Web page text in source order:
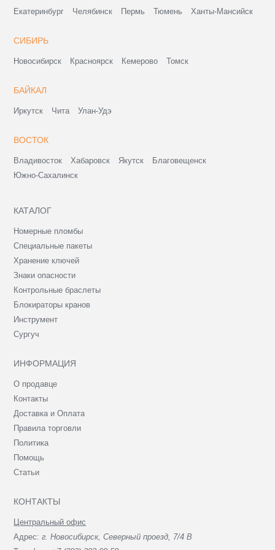
Екатеринбург Челябинск Пермь Тюмень Ханты-Мансийск
СИБИРЬ
Новосибирск Красноярск Кемерово Томск
БАЙКАЛ
Иркутск Чита Улан-Удэ
ВОСТОК
Владивосток Хабаровск Якутск
Благовещенск
Южно-Сахалинск
КАТАЛОГ
Номерные пломбы
Специальные пакеты
Хранение ключей
Знаки опасности
Контрольные браслеты
Блокираторы кранов
Инструмент
Сургуч
ИНФОРМАЦИЯ
О продавце
Контакты
Доставка и Оплата
Правила торговли
Политика
Помощь
Статьи
КОНТАКТЫ
Центральный офис
Адрес:г. Новосибирск, Северный проезд, 7/4 В